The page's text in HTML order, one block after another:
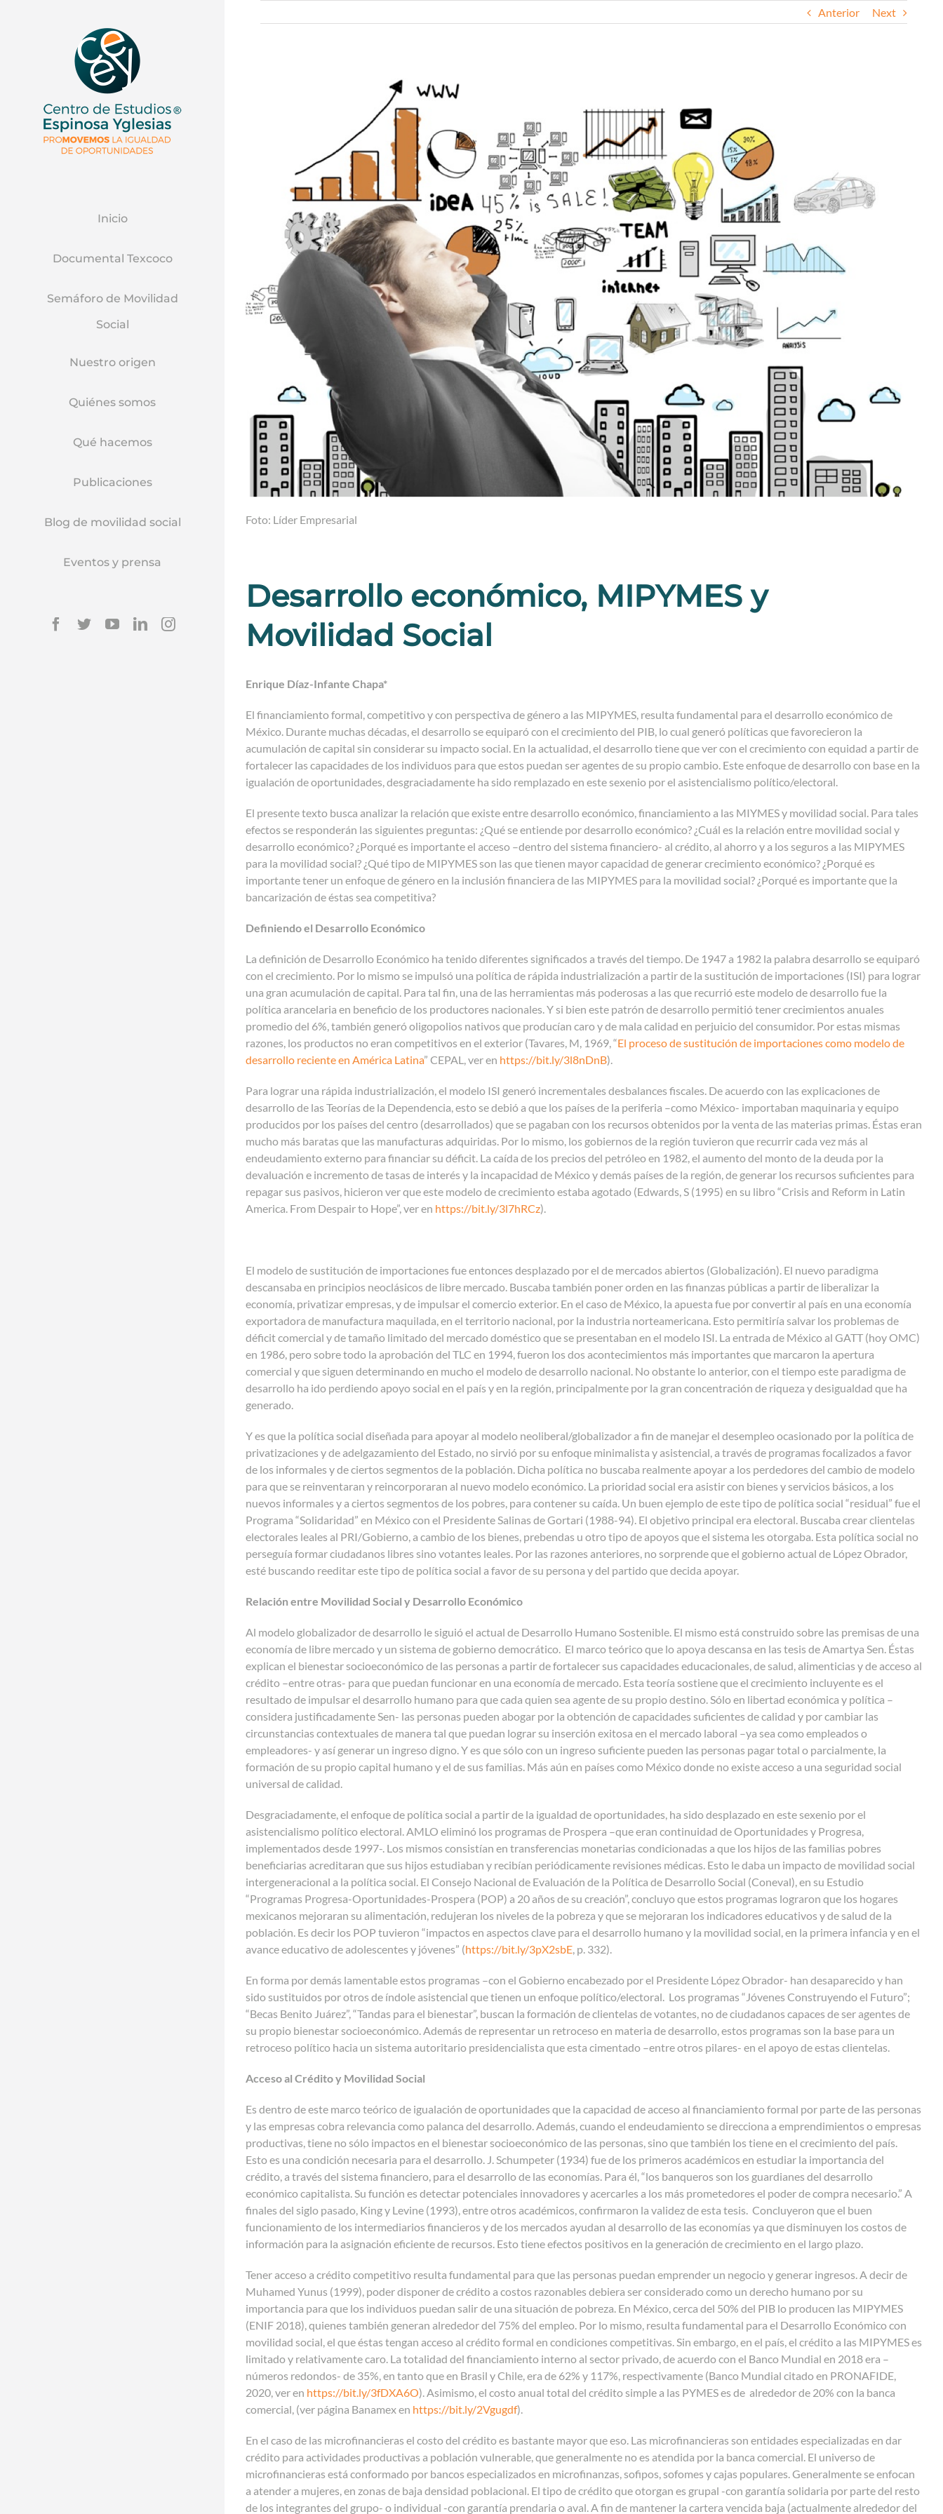
Inicio
Documental Texcoco
Semáforo de Movilidad
Social
Nuestro origen
Quiénes somos
Qué hacemos
Publicaciones
Blog de movilidad social
Eventos y prensa
Facebook
TwitterYouTubeLinkedinInstagram
Anterior Next
Foto: Líder Empresarial
Desarrollo económico, MIPYMES y
Movilidad Social
Enrique Díaz-Infante Chapa*
El financiamiento formal, competitivo y con perspectiva de género a las MIPYMES, resulta fundamental para el desarrollo económico de
México. Durante muchas décadas, el desarrollo se equiparó con el crecimiento del PIB, lo cual generó políticas que favorecieron la
acumulación de capital sin considerar su impacto social. En la actualidad, el desarrollo tiene que ver con el crecimiento con equidad a partir de
fortalecer las capacidades de los individuos para que estos puedan ser agentes de su propio cambio. Este enfoque de desarrollo con base en la
igualación de oportunidades, desgraciadamente ha sido remplazado en este sexenio por el asistencialismo político/electoral.
El presente texto busca analizar la relación que existe entre desarrollo económico, financiamiento a las MIYMES y movilidad social. Para tales
efectos se responderán las siguientes preguntas: ¿Qué se entiende por desarrollo económico? ¿Cuál es la relación entre movilidad social y
desarrollo económico? ¿Porqué es importante el acceso –dentro del sistema financiero- al crédito, al ahorro y a los seguros a las MIPYMES
para la movilidad social? ¿Qué tipo de MIPYMES son las que tienen mayor capacidad de generar crecimiento económico? ¿Porqué es
importante tener un enfoque de género en la inclusión financiera de las MIPYMES para la movilidad social? ¿Porqué es importante que la
bancarización de éstas sea competitiva?
Definiendo el Desarrollo Económico
La definición de Desarrollo Económico ha tenido diferentes significados a través del tiempo. De 1947 a 1982 la palabra desarrollo se equiparó
con el crecimiento. Por lo mismo se impulsó una política de rápida industrialización a partir de la sustitución de importaciones (ISI) para lograr
una gran acumulación de capital. Para tal fin, una de las herramientas más poderosas a las que recurrió este modelo de desarrollo fue la
política arancelaria en beneficio de los productores nacionales. Y si bien este patrón de desarrollo permitió tener crecimientos anuales
promedio del 6%, también generó oligopolios nativos que producían caro y de mala calidad en perjuicio del consumidor. Por estas mismas
razones, los productos no eran competitivos en el exterior (Tavares, M, 1969, “El proceso de sustitución de importaciones como modelo de
desarrollo reciente en América Latina” CEPAL, ver en https://bit.ly/3l8nDnB).
Para lograr una rápida industrialización, el modelo ISI generó incrementales desbalances fiscales. De acuerdo con las explicaciones de
desarrollo de las Teorías de la Dependencia, esto se debió a que los países de la periferia –como México- importaban maquinaria y equipo
producidos por los países del centro (desarrollados) que se pagaban con los recursos obtenidos por la venta de las materias primas. Éstas eran
mucho más baratas que las manufacturas adquiridas. Por lo mismo, los gobiernos de la región tuvieron que recurrir cada vez más al
endeudamiento externo para financiar su déficit. La caída de los precios del petróleo en 1982, el aumento del monto de la deuda por la
devaluación e incremento de tasas de interés y la incapacidad de México y demás países de la región, de generar los recursos suficientes para
repagar sus pasivos, hicieron ver que este modelo de crecimiento estaba agotado (Edwards, S (1995) en su libro “Crisis and Reform in Latin
America. From Despair to Hope”, ver en https://bit.ly/3l7hRCz).
El modelo de sustitución de importaciones fue entonces desplazado por el de mercados abiertos (Globalización). El nuevo paradigma
descansaba en principios neoclásicos de libre mercado. Buscaba también poner orden en las finanzas públicas a partir de liberalizar la
economía, privatizar empresas, y de impulsar el comercio exterior. En el caso de México, la apuesta fue por convertir al país en una economía
exportadora de manufactura maquilada, en el territorio nacional, por la industria norteamericana. Esto permitiría salvar los problemas de
déficit comercial y de tamaño limitado del mercado doméstico que se presentaban en el modelo ISI. La entrada de México al GATT (hoy OMC)
en 1986, pero sobre todo la aprobación del TLC en 1994, fueron los dos acontecimientos más importantes que marcaron la apertura
comercial y que siguen determinando en mucho el modelo de desarrollo nacional. No obstante lo anterior, con el tiempo este paradigma de
desarrollo ha ido perdiendo apoyo social en el país y en la región, principalmente por la gran concentración de riqueza y desigualdad que ha
generado.
Y es que la política social diseñada para apoyar al modelo neoliberal/globalizador a fin de manejar el desempleo ocasionado por la política de
privatizaciones y de adelgazamiento del Estado, no sirvió por su enfoque minimalista y asistencial, a través de programas focalizados a favor
de los informales y de ciertos segmentos de la población. Dicha política no buscaba realmente apoyar a los perdedores del cambio de modelo
para que se reinventaran y reincorporaran al nuevo modelo económico. La prioridad social era asistir con bienes y servicios básicos, a los
nuevos informales y a ciertos segmentos de los pobres, para contener su caída. Un buen ejemplo de este tipo de política social “residual” fue el
Programa “Solidaridad” en México con el Presidente Salinas de Gortari (1988-94). El objetivo principal era electoral. Buscaba crear clientelas
electorales leales al PRI/Gobierno, a cambio de los bienes, prebendas u otro tipo de apoyos que el sistema les otorgaba. Esta política social no
perseguía formar ciudadanos libres sino votantes leales. Por las razones anteriores, no sorprende que el gobierno actual de López Obrador,
esté buscando reeditar este tipo de política social a favor de su persona y del partido que decida apoyar.
Relación entre Movilidad Social y Desarrollo Económico
Al modelo globalizador de desarrollo le siguió el actual de Desarrollo Humano Sostenible. El mismo está construido sobre las premisas de una
economía de libre mercado y un sistema de gobierno democrático. El marco teórico que lo apoya descansa en las tesis de Amartya Sen. Éstas
explican el bienestar socioeconómico de las personas a partir de fortalecer sus capacidades educacionales, de salud, alimenticias y de acceso al
crédito –entre otras- para que puedan funcionar en una economía de mercado. Esta teoría sostiene que el crecimiento incluyente es el
resultado de impulsar el desarrollo humano para que cada quien sea agente de su propio destino. Sólo en libertad económica y política –
considera justificadamente Sen- las personas pueden abogar por la obtención de capacidades suficientes de calidad y por cambiar las
circunstancias contextuales de manera tal que puedan lograr su inserción exitosa en el mercado laboral –ya sea como empleados o
empleadores- y así generar un ingreso digno. Y es que sólo con un ingreso suficiente pueden las personas pagar total o parcialmente, la
formación de su propio capital humano y el de sus familias. Más aún en países como México donde no existe acceso a una seguridad social
universal de calidad.
Desgraciadamente, el enfoque de política social a partir de la igualdad de oportunidades, ha sido desplazado en este sexenio por el
asistencialismo político electoral. AMLO eliminó los programas de Prospera –que eran continuidad de Oportunidades y Progresa,
implementados desde 1997-. Los mismos consistían en transferencias monetarias condicionadas a que los hijos de las familias pobres
beneficiarias acreditaran que sus hijos estudiaban y recibían periódicamente revisiones médicas. Esto le daba un impacto de movilidad social
intergeneracional a la política social. El Consejo Nacional de Evaluación de la Política de Desarrollo Social (Coneval), en su Estudio
“Programas Progresa-Oportunidades-Prospera (POP) a 20 años de su creación”, concluyo que estos programas lograron que los hogares
mexicanos mejoraran su alimentación, redujeran los niveles de la pobreza y que se mejoraran los indicadores educativos y de salud de la
población. Es decir los POP tuvieron “impactos en aspectos clave para el desarrollo humano y la movilidad social, en la primera infancia y en el
avance educativo de adolescentes y jóvenes” (https://bit.ly/3pX2sbE, p. 332).
En forma por demás lamentable estos programas –con el Gobierno encabezado por el Presidente López Obrador- han desaparecido y han
sido sustituidos por otros de índole asistencial que tienen un enfoque político/electoral. Los programas “Jóvenes Construyendo el Futuro”;
“Becas Benito Juárez”, “Tandas para el bienestar”, buscan la formación de clientelas de votantes, no de ciudadanos capaces de ser agentes de
su propio bienestar socioeconómico. Además de representar un retroceso en materia de desarrollo, estos programas son la base para un
retroceso político hacia un sistema autoritario presidencialista que esta cimentado –entre otros pilares- en el apoyo de estas clientelas.
Acceso al Crédito y Movilidad Social
Es dentro de este marco teórico de igualación de oportunidades que la capacidad de acceso al financiamiento formal por parte de las personas
y las empresas cobra relevancia como palanca del desarrollo. Además, cuando el endeudamiento se direcciona a emprendimientos o empresas
productivas, tiene no sólo impactos en el bienestar socioeconómico de las personas, sino que también los tiene en el crecimiento del país.
Esto es una condición necesaria para el desarrollo. J. Schumpeter (1934) fue de los primeros académicos en estudiar la importancia del
crédito, a través del sistema financiero, para el desarrollo de las economías. Para él, “los banqueros son los guardianes del desarrollo
económico capitalista. Su función es detectar potenciales innovadores y acercarles a los más prometedores el poder de compra necesario.” A
finales del siglo pasado, King y Levine (1993), entre otros académicos, confirmaron la validez de esta tesis. Concluyeron que el buen
funcionamiento de los intermediarios financieros y de los mercados ayudan al desarrollo de las economías ya que disminuyen los costos de
información para la asignación eficiente de recursos. Esto tiene efectos positivos en la generación de crecimiento en el largo plazo.
Tener acceso a crédito competitivo resulta fundamental para que las personas puedan emprender un negocio y generar ingresos. A decir de
Muhamed Yunus (1999), poder disponer de crédito a costos razonables debiera ser considerado como un derecho humano por su
importancia para que los individuos puedan salir de una situación de pobreza. En México, cerca del 50% del PIB lo producen las MIPYMES
(ENIF 2018), quienes también generan alrededor del 75% del empleo. Por lo mismo, resulta fundamental para el Desarrollo Económico con
movilidad social, el que éstas tengan acceso al crédito formal en condiciones competitivas. Sin embargo, en el país, el crédito a las MIPYMES es
limitado y relativamente caro. La totalidad del financiamiento interno al sector privado, de acuerdo con el Banco Mundial en 2018 era –
números redondos- de 35%, en tanto que en Brasil y Chile, era de 62% y 117%, respectivamente (Banco Mundial citado en PRONAFIDE,
2020, ver en https://bit.ly/3fDXA6O). Asimismo, el costo anual total del crédito simple a las PYMES es de alrededor de 20% con la banca
comercial, (ver página Banamex en https://bit.ly/2Vgugdf).
En el caso de las microfinancieras el costo del crédito es bastante mayor que eso. Las microfinancieras son entidades especializadas en dar
crédito para actividades productivas a población vulnerable, que generalmente no es atendida por la banca comercial. El universo de
microfinancieras está conformado por bancos especializados en microfinanzas, sofipos, sofomes y cajas populares. Generalmente se enfocan
a atender a mujeres, en zonas de baja densidad poblacional. El tipo de crédito que otorgan es grupal -con garantía solidaria por parte del resto
de los integrantes del grupo- o individual -con garantía prendaria o aval. A fin de mantener la cartera vencida baja (actualmente alrededor del